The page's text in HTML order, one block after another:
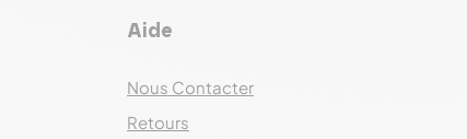
Aide
Nous Contacter
Retours